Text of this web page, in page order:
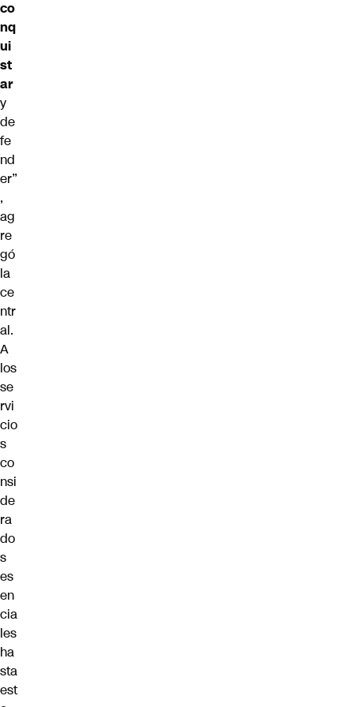
co
nq
ui
st
ar
y
de
fe
nd
er”
,
ag
re
gó
la
ce
ntr
al.
A
los
se
rvi
cio
s
co
nsi
de
ra
do
s
es
en
cia
les
ha
sta
est